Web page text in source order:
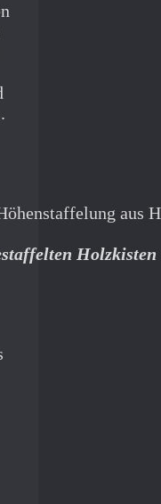
Holzkisten